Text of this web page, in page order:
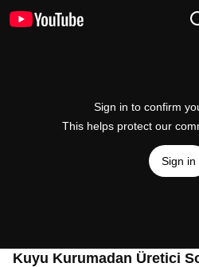
Sign in to confirm
This helps protect our
Sign in
Kuyu Kurumadan Üretici